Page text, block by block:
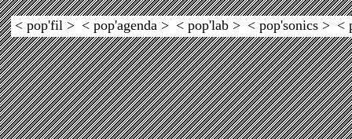
< pop'fil > < pop'agenda > < pop'lab > < pop'sonics > <